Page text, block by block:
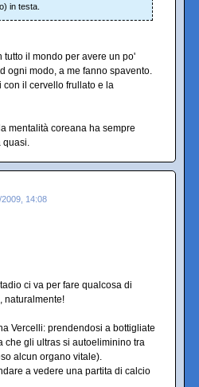
in testa.
il mondo per avere un po'
ogni modo, a me fanno spavento.
con il cervello frullato e la
mentalità coreana ha sempre
14:08
ci va per fare qualcosa di
naturalmente!
Vercelli: prendendosi a bottigliate
che gli ultras si autoeliminino tra
alcun organo vitale).
a vedere una partita di calcio